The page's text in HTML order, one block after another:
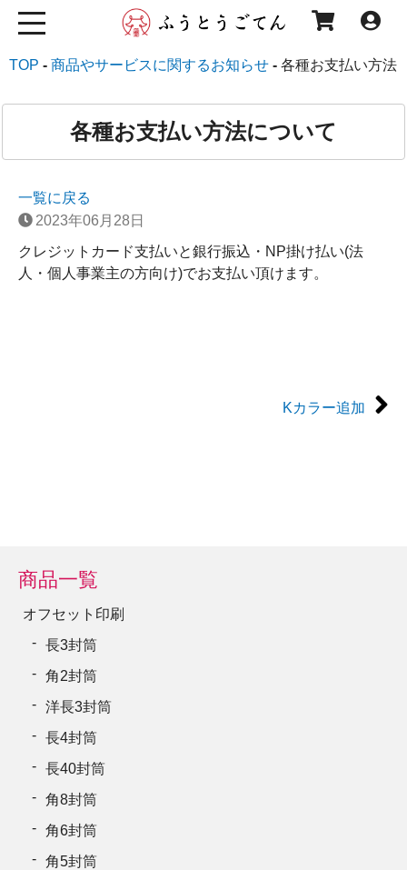
TOP 商品やサービスに関するお知らせ 各種お支払い方法
各種お支払い方法について
一覧に戻る
2023年06月28日
クレジットカード支払いと銀行振込・NP掛け払い(法
人・個人事業主の方向け)でお支払い頂けます。
Kカラー追加
商品一覧
オフセット印刷
長3封筒
角2封筒
洋長3封筒
長4封筒
長40封筒
角8封筒
角6封筒
角5封筒